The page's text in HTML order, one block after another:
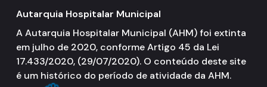
Autarquia Hospitalar Municipal
A Autarquia Hospitalar Municipal (AHM) foi extinta
em julho de 2020, conforme Artigo 45 da Lei
17.433/2020, (29/07/2020). O conteúdo deste site
é um histórico do período de atividade da AHM.